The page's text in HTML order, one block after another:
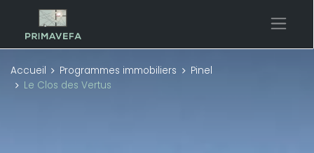
Accueil Programmes immobiliers
Pinel
Le Clos des Vertus